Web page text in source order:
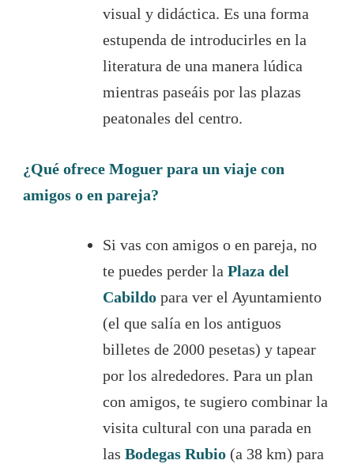
visual y didáctica. Es una forma
estupenda de introducirles en la
literatura de una manera lúdica
mientras paseáis por las plazas
peatonales del centro.
¿Qué ofrece Moguer para un viaje con
amigos o en pareja?
Si vas con amigos o en pareja, no
te puedes perder laPlaza del
Cabildo para ver el Ayuntamiento
(el que salía en los antiguos
billetes de 2000 pesetas) y tapear
por los alrededores. Para un plan
con amigos, te sugiero combinar la
visita cultural con una parada en
lasBodegas Rubio (a 38 km) para